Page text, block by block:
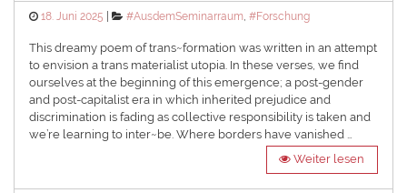
Posted
18. Juni 2025 Categories
#AusdemSeminarraum,#Forschung
This dreamy poem of trans~formation was written in an attempt
to envision a trans materialist utopia. In these verses, we find
ourselves at the beginning of this emergence; a post-gender
and post-capitalist era in which inherited prejudice and
discrimination is fading as collective responsibility is taken and
we’re learning to inter~be. Where borders have vanished …
Weiter lesen